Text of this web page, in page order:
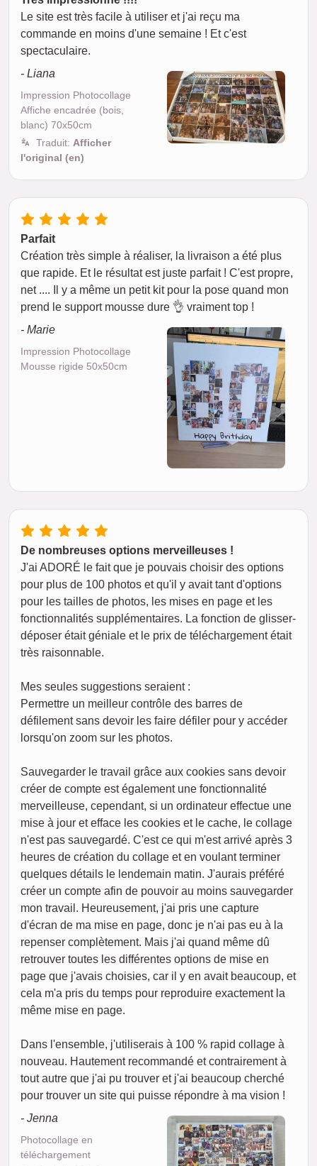
Le site est très facile à utiliser et j'ai reçu ma
commande en moins d'une semaine ! Et c'est
spectaculaire.
- Liana
Impression Photocollage
Affiche encadrée (bois,
blanc) 70x50cm
Traduit: Afficher
l'original (en)
Parfait
Création très simple à réaliser, la livraison a été plus
que rapide. Et le résultat est juste parfait ! C'est propre,
net .... Il y a même un petit kit pour la pose quand mon
prend le support mousse dure 👌 vraiment top !
- Marie
Impression Photocollage
Mousse rigide 50x50cm
De nombreuses options merveilleuses !
J'ai ADORÉ le fait que je pouvais choisir des options
pour plus de 100 photos et qu'il y avait tant d'options
pour les tailles de photos, les mises en page et les
fonctionnalités supplémentaires. La fonction de glisser-
déposer était géniale et le prix de téléchargement était
très raisonnable.
Mes seules suggestions seraient :
Permettre un meilleur contrôle des barres de
défilement sans devoir les faire défiler pour y accéder
lorsqu'on zoom sur les photos.
Sauvegarder le travail grâce aux cookies sans devoir
créer de compte est également une fonctionnalité
merveilleuse, cependant, si un ordinateur effectue une
mise à jour et efface les cookies et le cache, le collage
n'est pas sauvegardé. C'est ce qui m'est arrivé après 3
heures de création du collage et en voulant terminer
quelques détails le lendemain matin. J'aurais préféré
créer un compte afin de pouvoir au moins sauvegarder
mon travail. Heureusement, j'ai pris une capture
d'écran de ma mise en page, donc je n'ai pas eu à la
repenser complètement. Mais j'ai quand même dû
retrouver toutes les différentes options de mise en
page que j'avais choisies, car il y en avait beaucoup, et
cela m'a pris du temps pour reproduire exactement la
même mise en page.
Dans l'ensemble, j'utiliserais à 100 % rapid collage à
nouveau. Hautement recommandé et contrairement à
tout autre que j'ai pu trouver et j'ai beaucoup cherché
pour trouver un site qui puisse répondre à ma vision !
- Jenna
Photocollage en
téléchargement